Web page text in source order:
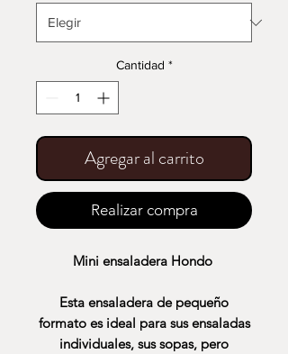
Cantidad *
Agregar al carrito
Realizar compra
Mini ensaladera Hondo
Esta ensaladera de pequeño
formato es ideal para sus ensaladas
individuales, sus sopas, pero